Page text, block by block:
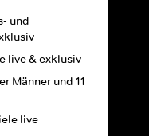
und
live & exklusiv
Männer und 11
live